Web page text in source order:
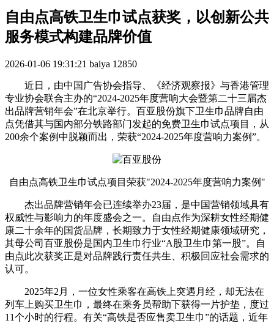
自由点高铁卫生巾试点获奖，以创新公共
服务模式构建品牌价值
2026-01-06 19:31:21 baiya 12850
近日，由中国广告协会指导、《经济观察报》与香港管理
专业协会联合主办的“2024-2025年度营响大会暨第二十三届杰
出品牌营销年会”在北京举行。百亚股份旗下卫生巾品牌自由
点凭借其与国内部分铁路部门发起的免费卫生巾试点项目，从
200余个案例中脱颖而出，荣获“2024-2025年度营响力案例”。
自由点高铁卫生巾试点项目荣获"2024-2025年度营响力案例"
杰出品牌营销年会已连续举办23届，是中国营销领域具有
权威性与影响力的年度盛会之一。自由点作为深耕女性经期健
康二十余年的国货品牌，长期致力于女性经期健康领域研究，
其母公司百亚股份是国内卫生巾行业“A股卫生巾第一股”。自
由点此次获奖正是对品牌践行责任共生、积极回应社会需求的
认可。
2025年2月，一位女性乘客在高铁上突遇月经，却无法在
列车上购买卫生巾，最终在乘务员帮助下获得一片护垫，度过
11个小时的行程。有关“高铁是否应售卖卫生巾”的话题，近年